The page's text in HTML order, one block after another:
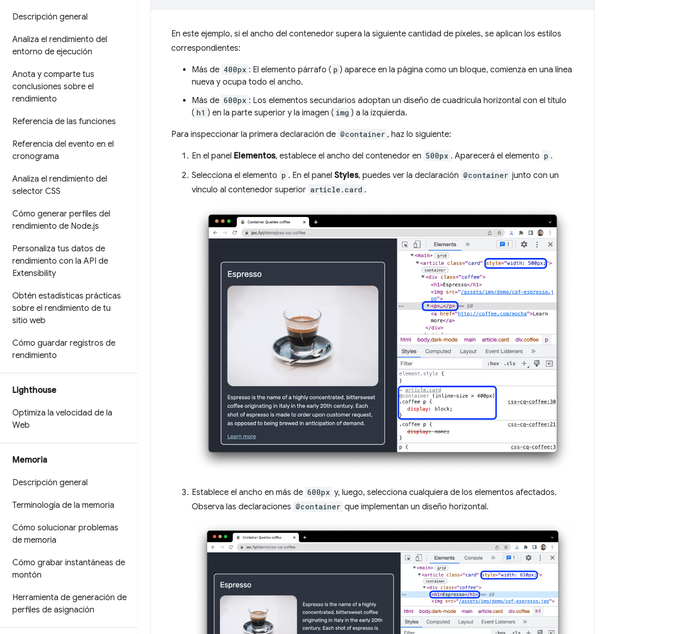
Descripción general
Analiza el rendimiento del
entorno de ejecución
Anota y comparte tus
conclusiones sobre el
rendimiento
Referencia de las funciones
Referencia del evento en el
cronograma
Analiza el rendimiento del
selector CSS
Cómo generar perfiles del
rendimiento de Node.js
Personaliza tus datos de
rendimiento con la API de
Extensibility
Obtén estadísticas prácticas
sobre el rendimiento de tu
sitio web
Cómo guardar registros de
rendimiento
Lighthouse
Optimiza la velocidad de la
Web
Memoria
Descripción general
Terminología de la memoria
Cómo solucionar problemas
de memoria
Cómo grabar instantáneas de
montón
Herramienta de generación de
perfiles de asignación
En este ejemplo, si el ancho del contenedor supera la siguiente cantidad de píxeles, se aplican los estilos
correspondientes:
Más de 400px : El elemento párrafo ( p ) aparece en la página como un bloque, comienza en una línea
nueva y ocupa todo el ancho.
Más de 600px : Los elementos secundarios adoptan un diseño de cuadrícula horizontal con el título
( h1 ) en la parte superior y la imagen ( img ) a la izquierda.
Para inspeccionar la primera declaración de @container , haz lo siguiente:
En el panel Elementos, establece el ancho del contenedor en 500px . Aparecerá el elemento p .
Selecciona el elemento p . En el panel Styles, puedes ver la declaración @container junto con un
vínculo al contenedor superior article.card .
Establece el ancho en más de 600px y, luego, selecciona cualquiera de los elementos afectados.
Observa las declaraciones @container que implementan un diseño horizontal.